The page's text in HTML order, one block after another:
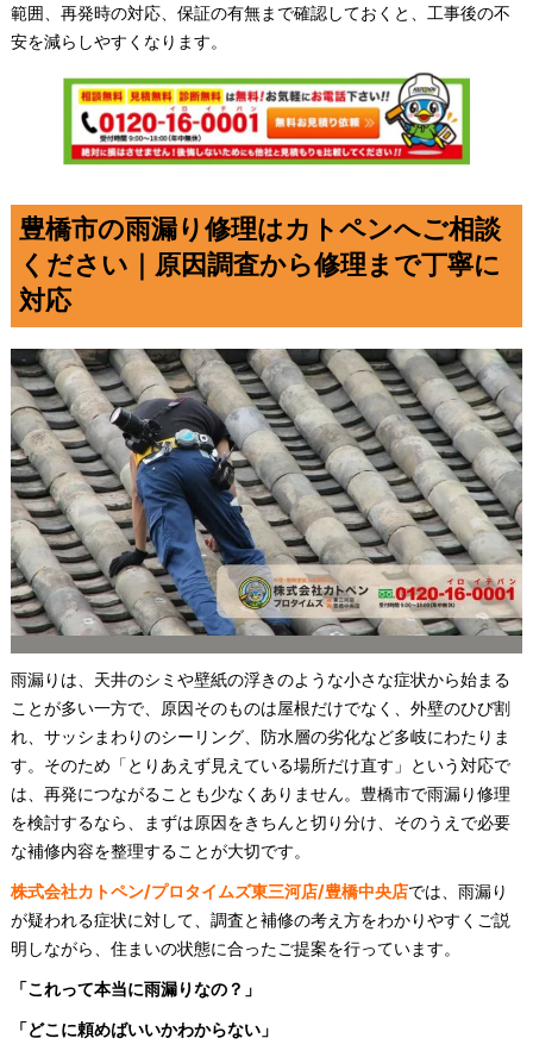
範囲、再発時の対応、保証の有無まで確認しておくと、工事後の不
安を減らしやすくなります。
豊橋市の雨漏り修理はカトペンへご相談
ください｜原因調査から修理まで丁寧に
対応
雨漏りは、天井のシミや壁紙の浮きのような小さな症状から始まる
ことが多い一方で、原因そのものは屋根だけでなく、外壁のひび割
れ、サッシまわりのシーリング、防水層の劣化など多岐にわたりま
す。そのため「とりあえず見えている場所だけ直す」という対応で
は、再発につながることも少なくありません。豊橋市で雨漏り修理
を検討するなら、まずは原因をきちんと切り分け、そのうえで必要
な補修内容を整理することが大切です。
株式会社カトペン/プロタイムズ東三河店/豊橋中央店では、雨漏り
が疑われる症状に対して、調査と補修の考え方をわかりやすくご説
明しながら、住まいの状態に合ったご提案を行っています。
「これって本当に雨漏りなの？」
「どこに頼めばいいかわからない」